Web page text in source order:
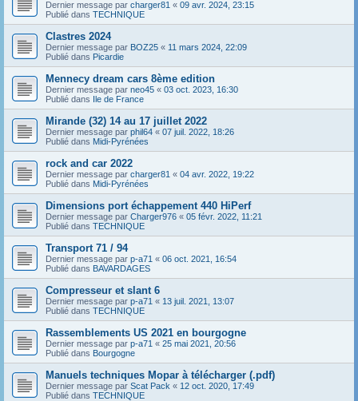
Dernier message par charger81 « 09 avr. 2024, 23:15
Publié dans TECHNIQUE
Clastres 2024
Dernier message par BOZ25 « 11 mars 2024, 22:09
Publié dans Picardie
Mennecy dream cars 8ème edition
Dernier message par neo45 « 03 oct. 2023, 16:30
Publié dans Ile de France
Mirande (32) 14 au 17 juillet 2022
Dernier message par phil64 « 07 juil. 2022, 18:26
Publié dans Midi-Pyrénées
rock and car 2022
Dernier message par charger81 « 04 avr. 2022, 19:22
Publié dans Midi-Pyrénées
Dimensions port échappement 440 HiPerf
Dernier message par Charger976 « 05 févr. 2022, 11:21
Publié dans TECHNIQUE
Transport 71 / 94
Dernier message par p-a71 « 06 oct. 2021, 16:54
Publié dans BAVARDAGES
Compresseur et slant 6
Dernier message par p-a71 « 13 juil. 2021, 13:07
Publié dans TECHNIQUE
Rassemblements US 2021 en bourgogne
Dernier message par p-a71 « 25 mai 2021, 20:56
Publié dans Bourgogne
Manuels techniques Mopar à télécharger (.pdf)
Dernier message par Scat Pack « 12 oct. 2020, 17:49
Publié dans TECHNIQUE